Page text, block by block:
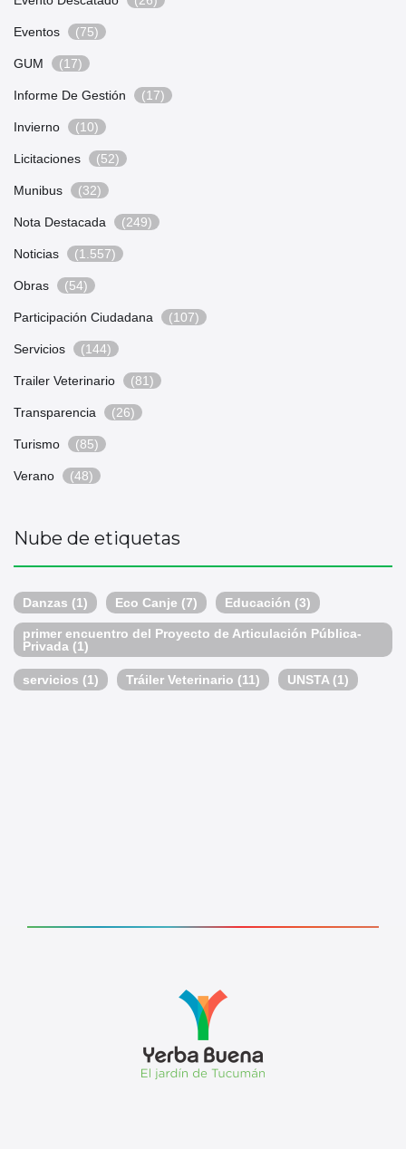
Eventos (75)
GUM (17)
Informe De Gestión (17)
Invierno (10)
Licitaciones (52)
Munibus (32)
Nota Destacada (249)
Noticias (1.557)
Obras (54)
Participación Ciudadana (107)
Servicios (144)
Trailer Veterinario (81)
Transparencia (26)
Turismo (85)
Verano (48)
Nube de etiquetas
Danzas (1) Eco Canje (7) Educación (3)
primer encuentro del Proyecto de Articulación Pública-
Privada (1)
servicios (1) Tráiler Veterinario (11) UNSTA(1)